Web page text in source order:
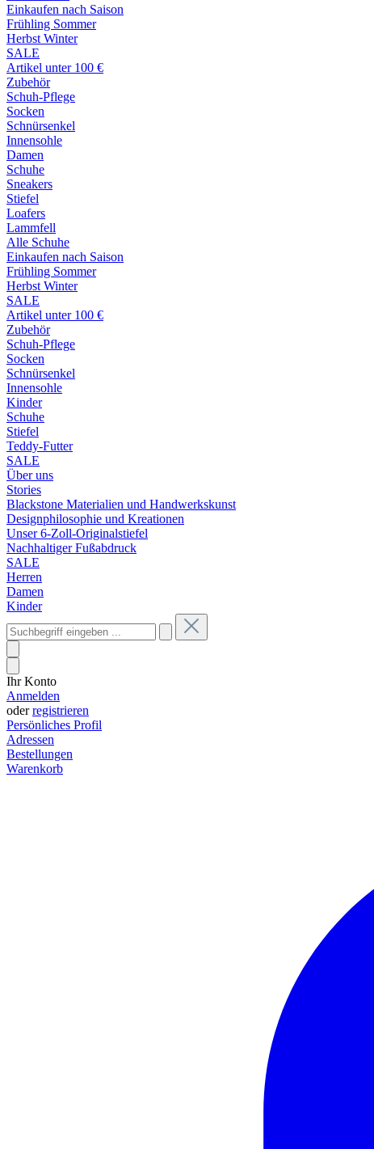
Einkaufen nach Saison
Frühling Sommer
Herbst Winter
SALE
Artikel unter 100 €
Zubehör
Schuh-Pflege
Socken
Schnürsenkel
Innensohle
Damen
Schuhe
Sneakers
Stiefel
Loafers
Lammfell
Alle Schuhe
Einkaufen nach Saison
Frühling Sommer
Herbst Winter
SALE
Artikel unter 100 €
Zubehör
Schuh-Pflege
Socken
Schnürsenkel
Innensohle
Kinder
Schuhe
Stiefel
Teddy-Futter
SALE
Über uns
Stories
Blackstone Materialien und Handwerkskunst
Designphilosophie und Kreationen
Unser 6-Zoll-Originalstiefel
Nachhaltiger Fußabdruck
SALE
Herren
Damen
Kinder
Ihr Konto
Anmelden
oderregistrieren
Persönliches Profil
Adressen
Bestellungen
Warenkorb